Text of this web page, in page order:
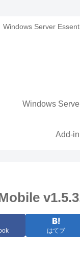
Windows Server
Add-in
はてブ